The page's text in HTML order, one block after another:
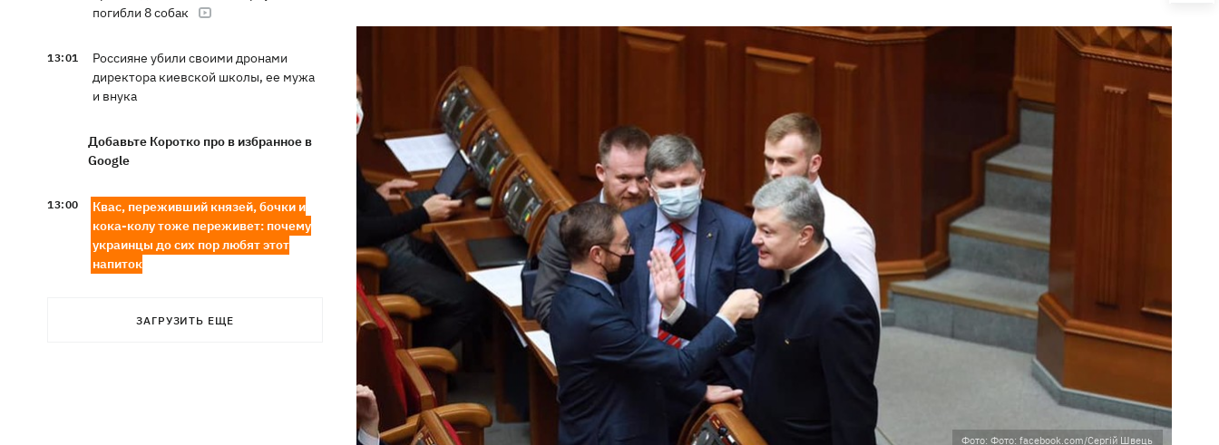
погибли 8 собак
13:01
Россияне убили своими дронами
директора киевской школы, ее мужа
и внука
Добавьте Коротко про в избранное в
Google
13:00
Квас, переживший князей, бочки и
кока-колу тоже переживет: почему
украинцы до сих пор любят этот
напиток
Ильского и Сызранского НПЗ, а также
ЗАГРУЗИТЬ ЕЩЕ
Фото: Фото: facebook.com/Сергій Швець